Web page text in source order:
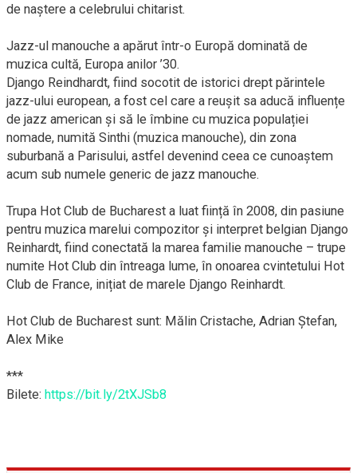
de naștere a celebrului chitarist.
Jazz-ul manouche a apărut într-o Europă dominată de
muzica cultă, Europa anilor ’30.
Django Reindhardt, fiind socotit de istorici drept părintele
jazz-ului european, a fost cel care a reușit sa aducă influențe
de jazz american și să le îmbine cu muzica populației
nomade, numită Sinthi (muzica manouche), din zona
suburbană a Parisului, astfel devenind ceea ce cunoaștem
acum sub numele generic de jazz manouche.
Trupa Hot Club de Bucharest a luat ființă în 2008, din pasiune
pentru muzica marelui compozitor și interpret belgian Django
Reinhardt, fiind conectată la marea familie manouche – trupe
numite Hot Club din întreaga lume, în onoarea cvintetului Hot
Club de France, inițiat de marele Django Reinhardt.
Hot Club de Bucharest sunt: Mălin Cristache, Adrian Ștefan,
Alex Mike
***
Bilete: https://bit.ly/2tXJSb8